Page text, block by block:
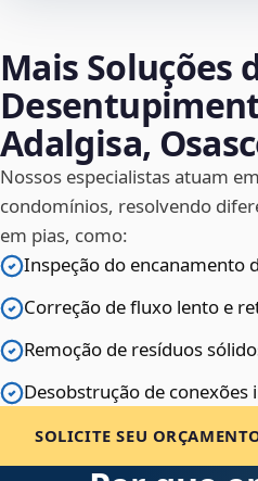
Mais Soluções
Adalgisa,
Nossos especialistas atuam
condomínios, resolvendo
em pias, como:
Inspeção do encanamento
Correção de fluxo lento e
Remoção de resíduos
Desobstrução de
SOLICITE SEU